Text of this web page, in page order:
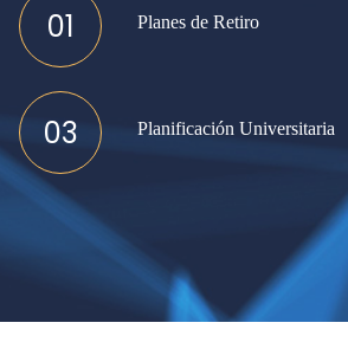
01 Planes de Retiro
03 Planificación Universitaria